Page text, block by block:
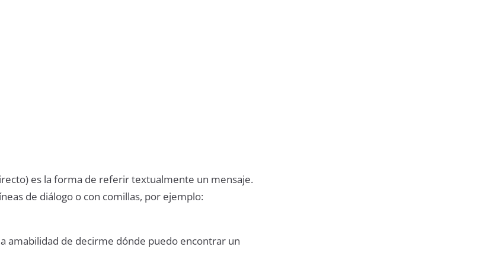
es la forma de referir textualmente un mensaje.
de diálogo o con comillas, por ejemplo:
amabilidad de decirme dónde puedo encontrar un